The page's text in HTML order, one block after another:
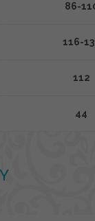
86-
116-
112
44